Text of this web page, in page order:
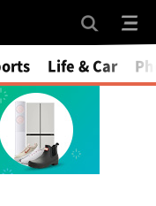
Mute
Life & Car